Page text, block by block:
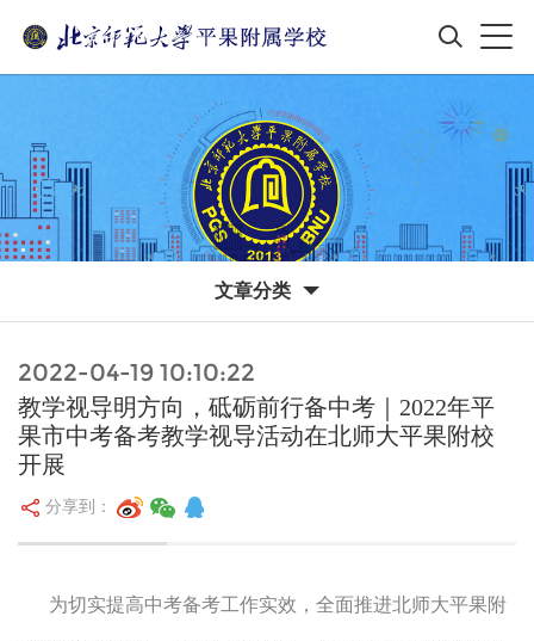
文章分类
2022-04-19 10:10:22
教学视导明方向，砥砺前行备中考｜2022年平
果市中考备考教学视导活动在北师大平果附校
开展
分享到：
为切实提高中考备考工作实效，全面推进北师大平果附